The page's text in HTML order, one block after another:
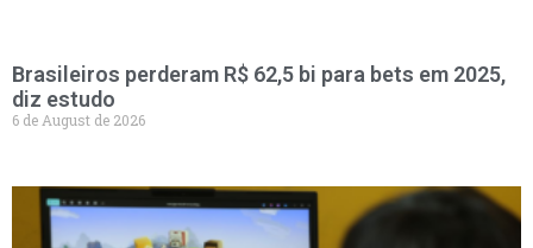
Brasileiros perderam R$ 62,5 bi para bets em 2025,
diz estudo
6 de August de 2026